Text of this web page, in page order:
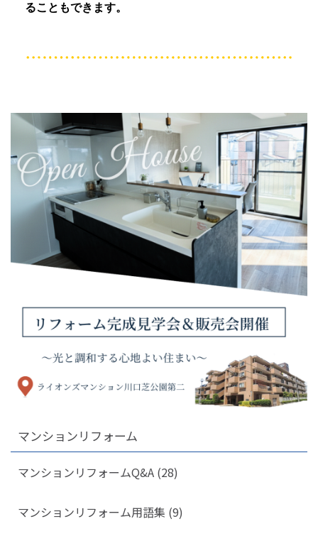
ることもできます。
マンションリフォーム
マンションリフォームQ&A (28)
マンションリフォーム用語集 (9)